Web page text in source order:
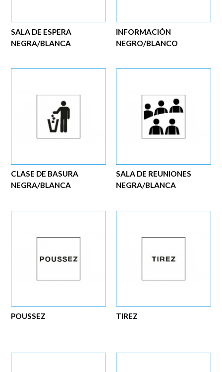
INFORMACIÓN
NEGRO/BLANCO
SALA DE ESPERA
NEGRA/BLANCA
SALA DE REUNIONES
NEGRA/BLANCA
CLASE DE BASURA
NEGRA/BLANCA
TIREZ
POUSSEZ